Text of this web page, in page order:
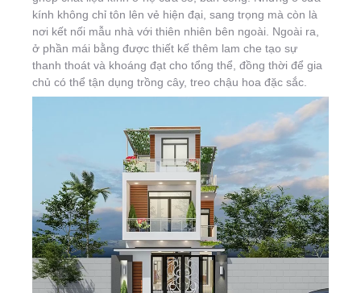
kính không chỉ tôn lên vẻ hiện đại, sang trọng mà còn là
nơi kết nối mẫu nhà với thiên nhiên bên ngoài. Ngoài ra,
ở phần mái bằng được thiết kế thêm lam che tạo sự
thanh thoát và khoáng đạt cho tổng thể, đồng thời để gia
chủ có thể tận dụng trồng cây, treo chậu hoa đặc sắc.